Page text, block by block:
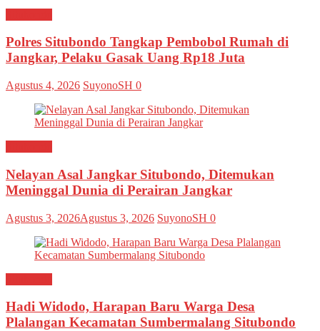
Polres Situbondo Tangkap Pembobol Rumah di
Jangkar, Pelaku Gasak Uang Rp18 Juta
Agustus 4, 2026 SuyonoSH 0
Nelayan Asal Jangkar Situbondo, Ditemukan
Meninggal Dunia di Perairan Jangkar
Agustus 3, 2026Agustus 3, 2026 SuyonoSH 0
Hadi Widodo, Harapan Baru Warga Desa
Plalangan Kecamatan Sumbermalang Situbondo